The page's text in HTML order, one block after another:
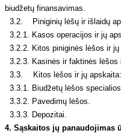
biudžetų finansavimas.
3.2. Piniginių lėšų ir išlaidų
3.2.1. Kasos operacijos ir jų
3.2.2. Kitos piniginės lėšos ir jų
3.2.3. Kasinės ir faktinės lėšos
3.3. Kitos lėšos ir jų apskaita:
3.3.1. Biudžetų lėšos
3.3.2. Pavedimų lėšos.
3.3.3. Depozitai.
4. Sąskaitos jų panaudojimas